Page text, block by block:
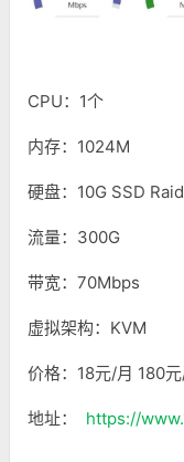
CPU：1个
内存：1024M
硬盘：10G SSD
流量：300G
带宽：70Mbps
虚拟架构：KVM
价格：18元/月 180
地址： https://